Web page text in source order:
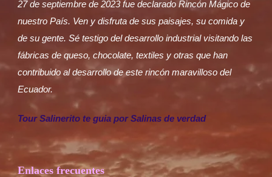
27 de septiembre de 2023 fue declarado Rincón Mágico de
nuestro País. Ven y disfruta de sus paisajes, su comida y
de su gente. Sé testigo del desarrollo industrial visitando las
fábricas de queso, chocolate, textiles y otras que han
contribuido al desarrollo de este rincón maravilloso del
Ecuador.
Tour Salinerito te guia por Salinas de verdad
Enlaces frecuentes